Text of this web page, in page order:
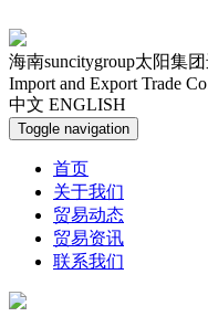
海南suncitygroup太阳集
Import and Export Trade
中文 ENGLISH
Toggle navigation
首页
关于我们
贸易动态
贸易资讯
联系我们